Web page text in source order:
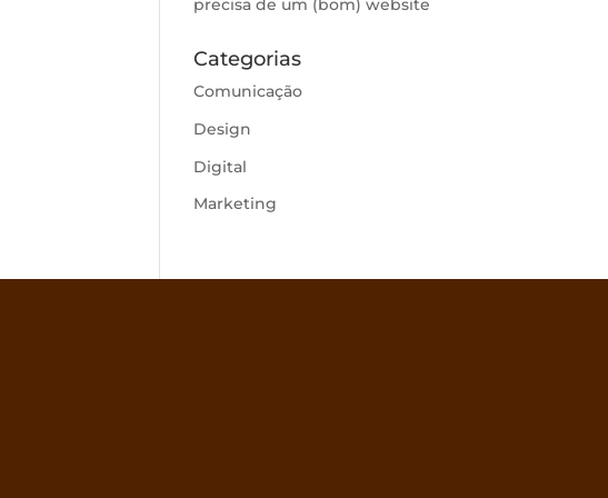
precisa de um (bom) website
Categorias
Comunicação
Design
Digital
Marketing